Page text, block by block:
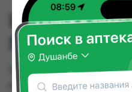
D-41
D-41 ШИНА ДЛЯ
или заказать в